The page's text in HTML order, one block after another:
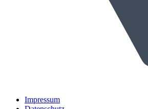
Impressum